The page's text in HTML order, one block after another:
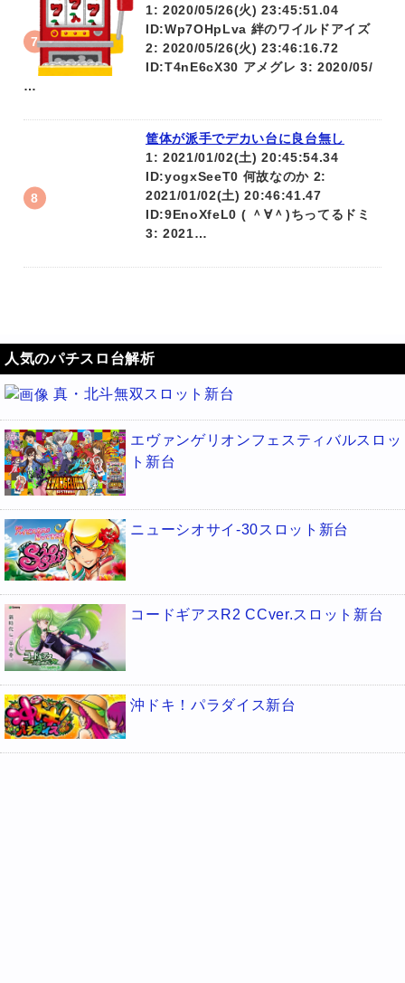
1: 2020/05/26(火) 23:45:51.04
ID:Wp7OHpLva 絆のワイルドアイズ
2: 2020/05/26(火) 23:46:16.72
ID:T4nE6cX30 アメグレ 3: 2020/05/
…
筐体が派手でデカい台に良台無し
1: 2021/01/02(土) 20:45:54.34
ID:yogxSeeT0 何故なのか 2:
2021/01/02(土) 20:46:41.47
ID:9EnoXfeL0 ( ＾∀＾)ちってるドミ
3: 2021…
人気のパチスロ台解析
真・北斗無双スロット新台
エヴァンゲリオンフェスティバルスロッ
ト新台
ニューシオサイ-30スロット新台
コードギアスR2 CCver.スロット新台
沖ドキ！パラダイス新台